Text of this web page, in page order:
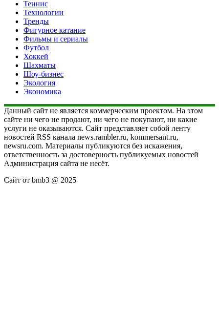
Теннис
Технологии
Тренды
Фигурное катание
Фильмы и сериалы
Футбол
Хоккей
Шахматы
Шоу-бизнес
Экология
Экономика
Данный сайт не является коммерческим проектом. На этом
сайте ни чего не продают, ни чего не покупают, ни какие
услуги не оказываются. Сайт представляет собой ленту
новостей RSS канала news.rambler.ru, kommersant.ru,
newsru.com. Материалы публикуются без искажения,
ответственность за достоверность публикуемых новостей
Администрация сайта не несёт.
Сайт от bmb3 @ 2025